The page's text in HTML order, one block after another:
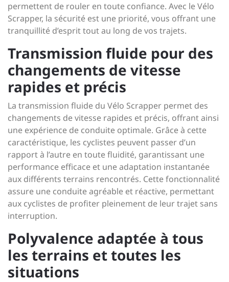
permettent de rouler en toute confiance. Avec le Vélo
Scrapper, la sécurité est une priorité, vous offrant une
tranquillité d’esprit tout au long de vos trajets.
Transmission fluide pour des
changements de vitesse
rapides et précis
La transmission fluide du Vélo Scrapper permet des
changements de vitesse rapides et précis, offrant ainsi
une expérience de conduite optimale. Grâce à cette
caractéristique, les cyclistes peuvent passer d’un
rapport à l’autre en toute fluidité, garantissant une
performance efficace et une adaptation instantanée
aux différents terrains rencontrés. Cette fonctionnalité
assure une conduite agréable et réactive, permettant
aux cyclistes de profiter pleinement de leur trajet sans
interruption.
Polyvalence adaptée à tous
les terrains et toutes les
situations